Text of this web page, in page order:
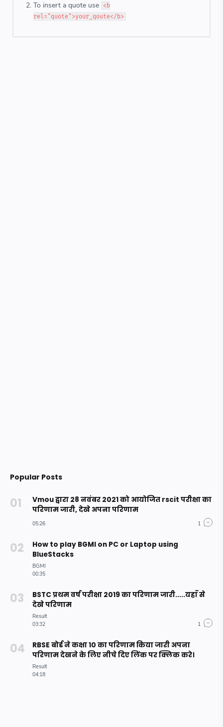
To insert a quote use
<b
rel="quote">your_qoute</b>
Popular Posts
Vmou द्वारा 28 नवंबर 2021 को आयोजित rscit परीक्षा का
परिणाम जारी, देखे अपना परिणाम
How to play BGMI on PC or Laptop using
BlueStacks
BSTC प्रथम वर्ष परीक्षा 2019 का परिणाम जारी.....यहाँ से
देखे परिणाम
RBSE बोर्ड ने कक्षा 10 का परिणाम किया जारी अपना
परिणाम देखने के लिए नीचे दिए लिंक पर क्लिक करे।